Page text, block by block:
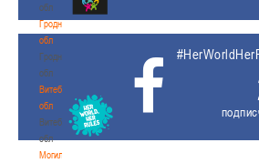
обл
Гродненская
обл
Гродненская
обл
Витебская
обл
Витебская
обл
Могилевская